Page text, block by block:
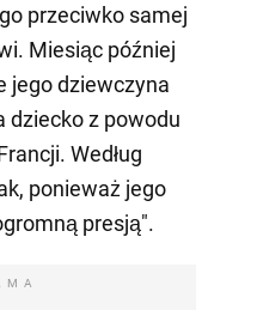
przeciwko samej
Miesiąc później
jego dziewczyna
dziecko z powodu
Według
ponieważ jego
presją".